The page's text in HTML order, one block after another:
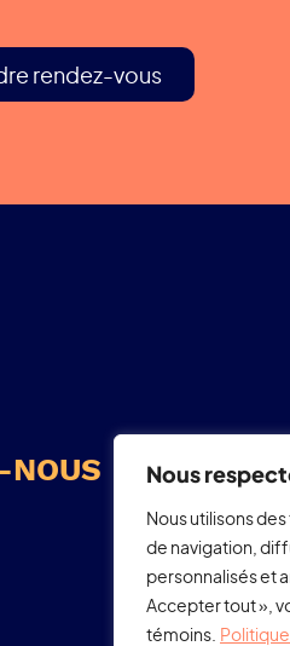
Nous
Nous utilisons
de navigation,
personnalisés et
Accepter tout »,
témoins.
rendez-vous
NOUS